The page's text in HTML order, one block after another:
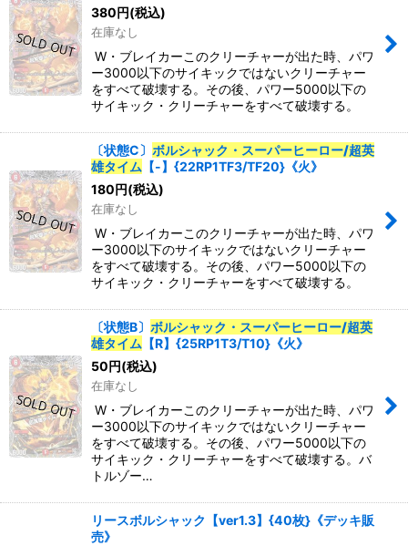
380 円(税込)
在庫なし
W・ブレイカーこのクリーチャーが出た時、パワ
ー3000以下のサイキックではないクリーチャー
をすべて破壊する。その後、パワー5000以下の
サイキック・クリーチャーをすべて破壊する。
〔状態C〕 ボルシャック・スーパーヒーロー/超英
雄タイム 【-】{22RP1TF3/TF20}《火》
180 円(税込)
在庫なし
W・ブレイカーこのクリーチャーが出た時、パワ
ー3000以下のサイキックではないクリーチャー
をすべて破壊する。その後、パワー5000以下の
サイキック・クリーチャーをすべて破壊する。
〔状態B〕 ボルシャック・スーパーヒーロー/超英
雄タイム 【R】{25RP1T3/T10}《火》
50 円(税込)
在庫なし
W・ブレイカーこのクリーチャーが出た時、パワ
ー3000以下のサイキックではないクリーチャー
をすべて破壊する。その後、パワー5000以下の
サイキック・クリーチャーをすべて破壊する。バ
トルゾー…
リースボルシャック【ver1.3】{40枚}《デッキ販
売》